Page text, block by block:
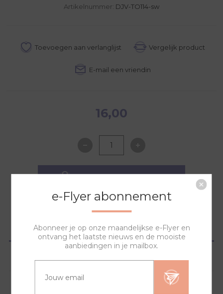
Artikelnummer: DJV-TO114-sw
16,00
OVERZICHT
e-Flyer abonnement
Abonneer je op onze maandelijkse e-Flyer en
ontvang het laatste nieuws en de mooiste
aanbiedingen in je mailbox.